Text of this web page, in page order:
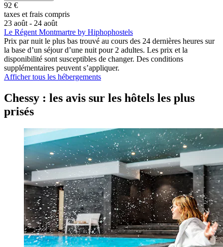
92 €
taxes et frais compris
23 août - 24 août
Le Régent Montmartre by Hiphophostels
Prix par nuit le plus bas trouvé au cours des 24 dernières heures sur
la base d’un séjour d’une nuit pour 2 adultes. Les prix et la
disponibilité sont susceptibles de changer. Des conditions
supplémentaires peuvent s’appliquer.
Afficher tous les hébergements
Chessy : les avis sur les hôtels les plus
prisés